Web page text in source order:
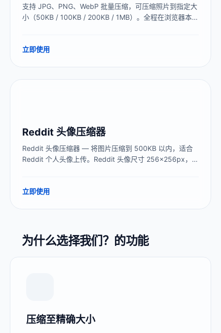
支持 JPG、PNG、WebP 批量压缩，可压缩照片到指定大
小（50KB / 100KB / 200KB / 1MB）。全程在浏览器本地
立即使用
Reddit 头像压缩器
Reddit 头像压缩器 — 将图片压缩到 500KB 以内，适合
Reddit 个人头像上传。Reddit 头像尺寸 256×256px，最
立即使用
为什么选择我们？的功能
压缩至精确大小